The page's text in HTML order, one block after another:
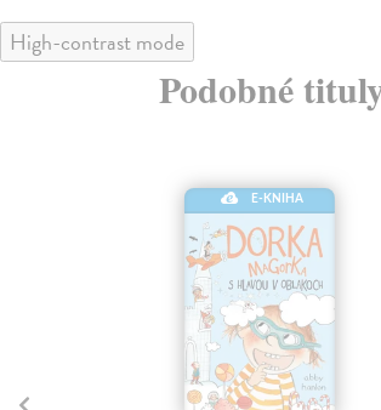
High-contrast mode
Podobné
E-KNIHA